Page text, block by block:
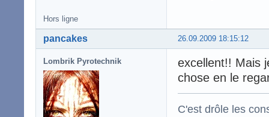
Hors ligne
26.09.2009 18:15:12
pancakes
Lombrik Pyrotechnik
excellent!! Mais
chose en le
C'est drôle les